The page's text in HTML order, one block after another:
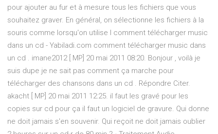
pour ajouter au fur et à mesure tous les fichiers que vous
souhaitez graver. En général, on sélectionne les fichiers à la
souris comme lorsqu'on utilise l comment télécharger music
dans un cd - Yabiladi.com comment télécharger music dans
un cd . imane2012 [ MP] 20 mai 2011 08:20. Bonjour , voilà je
suis dupe je ne sait pas comment ça marche pour
télécharger des chansons dans un cd . Répondre Citer.
akacht [ MP] 20 mai 2011 12:25. il faut les gravé pour les
copies sur cd pour ça il faut un logiciel de gravure. Qui donne
ne doit jamais s'en souvenir. Qui reçoit ne doit jamais oublier